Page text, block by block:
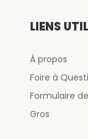
LIENS
À propos
Foire à
Formulaire
Gros